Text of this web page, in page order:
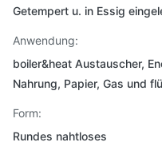
Getempert u. in Essig
Anwendung:
boiler&heat Austauscher,
Nahrung, Papier, Gas und
Form:
Rundes nahtloses